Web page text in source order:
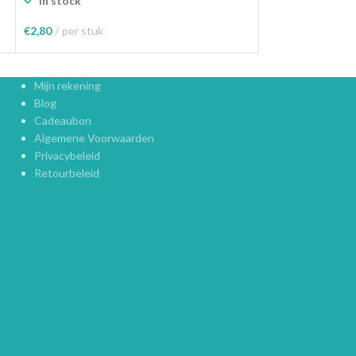
€2,80 per stuk
Mijn rekening
Blog
Cadeaubon
Algemene Voorwaarden
Privacybeleid
Retourbeleid